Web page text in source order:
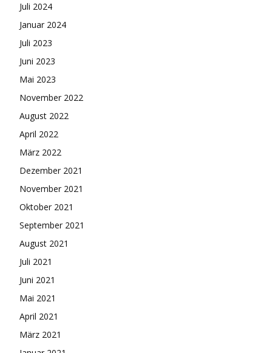
Juli 2024
Januar 2024
Juli 2023
Juni 2023
Mai 2023
November 2022
August 2022
April 2022
März 2022
Dezember 2021
November 2021
Oktober 2021
September 2021
August 2021
Juli 2021
Juni 2021
Mai 2021
April 2021
März 2021